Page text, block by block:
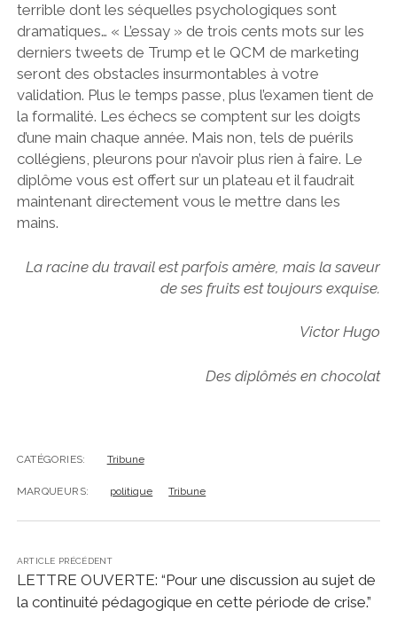
terrible dont les séquelles psychologiques sont
dramatiques… « L’essay » de trois cents mots sur les
derniers tweets de Trump et le QCM de marketing
seront des obstacles insurmontables à votre
validation. Plus le temps passe, plus l’examen tient de
la formalité. Les échecs se comptent sur les doigts
d’une main chaque année. Mais non, tels de puérils
collégiens, pleurons pour n’avoir plus rien à faire. Le
diplôme vous est offert sur un plateau et il faudrait
maintenant directement vous le mettre dans les
mains.
La racine du travail est parfois amère, mais la saveur
de ses fruits est toujours exquise.
Victor Hugo
Des diplômés en chocolat
CATÉGORIES: Tribune
MARQUEURS: politique Tribune
ARTICLE PRÉCÉDENT
LETTRE OUVERTE: “Pour une discussion au sujet de
la continuité pédagogique en cette période de crise.”